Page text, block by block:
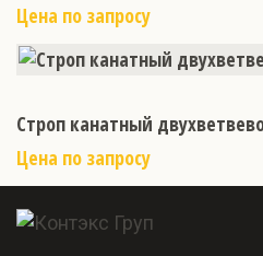
Цена по запросу
Строп канатный
Цена по запросу